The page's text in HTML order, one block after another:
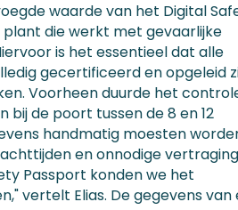
waarde van het Digital
plant die werkt met gevaarlijke
is het essentieel dat alle
gecertificeerd en opgeleid
Voorheen duurde het
de poort tussen de 8 en 12
handmatig moesten
en onnodige
Passport konden we het
vertelt Elias. De gegevens van